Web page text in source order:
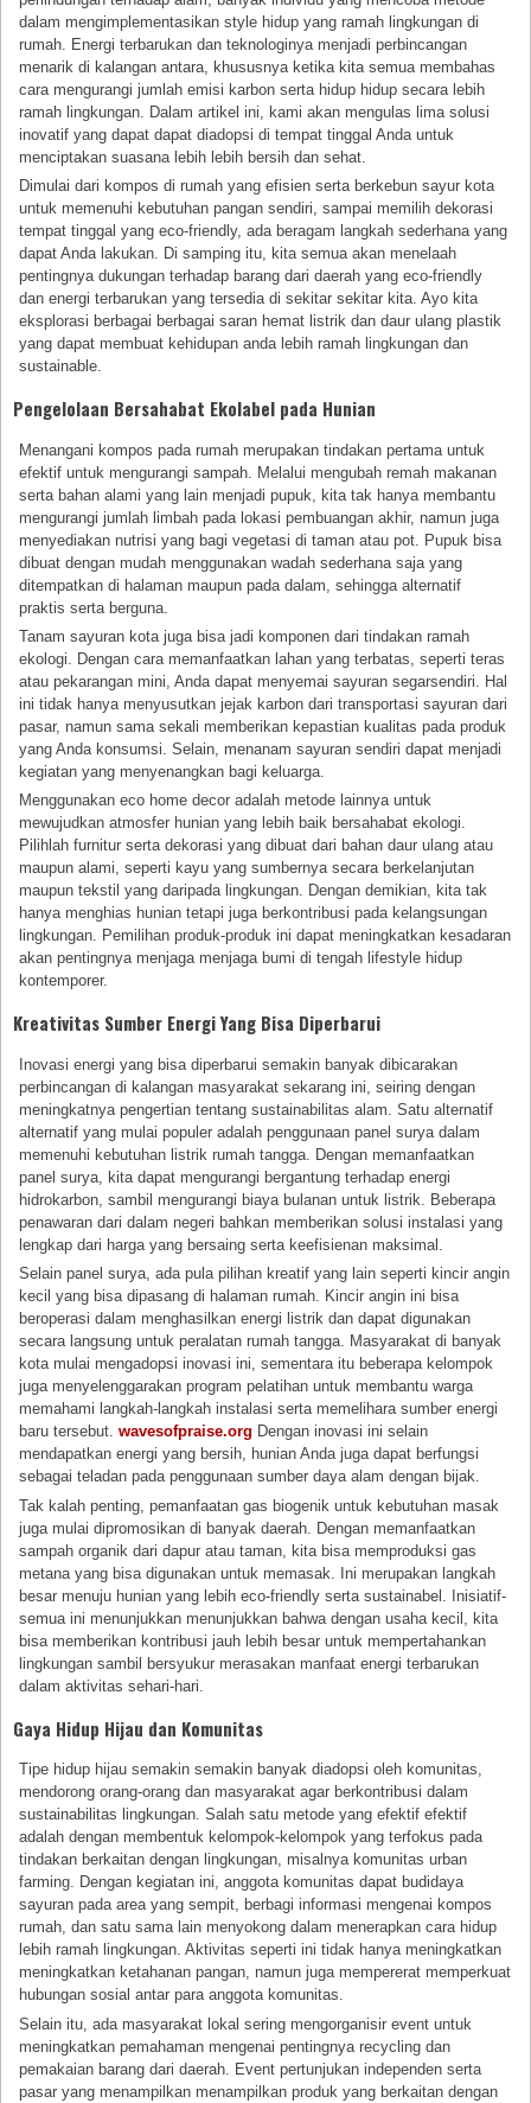
dalam mengimplementasikan style hidup yang ramah lingkungan di
rumah. Energi terbarukan dan teknologinya menjadi perbincangan
menarik di kalangan antara, khususnya ketika kita semua membahas
cara mengurangi jumlah emisi karbon serta hidup hidup secara lebih
ramah lingkungan. Dalam artikel ini, kami akan mengulas lima solusi
inovatif yang dapat dapat diadopsi di tempat tinggal Anda untuk
menciptakan suasana lebih lebih bersih dan sehat.
Dimulai dari kompos di rumah yang efisien serta berkebun sayur kota
untuk memenuhi kebutuhan pangan sendiri, sampai memilih dekorasi
tempat tinggal yang eco-friendly, ada beragam langkah sederhana yang
dapat Anda lakukan. Di samping itu, kita semua akan menelaah
pentingnya dukungan terhadap barang dari daerah yang eco-friendly
dan energi terbarukan yang tersedia di sekitar sekitar kita. Ayo kita
eksplorasi berbagai berbagai saran hemat listrik dan daur ulang plastik
yang dapat membuat kehidupan anda lebih ramah lingkungan dan
sustainable.
Pengelolaan Bersahabat Ekolabel pada Hunian
Menangani kompos pada rumah merupakan tindakan pertama untuk
efektif untuk mengurangi sampah. Melalui mengubah remah makanan
serta bahan alami yang lain menjadi pupuk, kita tak hanya membantu
mengurangi jumlah limbah pada lokasi pembuangan akhir, namun juga
menyediakan nutrisi yang bagi vegetasi di taman atau pot. Pupuk bisa
dibuat dengan mudah menggunakan wadah sederhana saja yang
ditempatkan di halaman maupun pada dalam, sehingga alternatif
praktis serta berguna.
Tanam sayuran kota juga bisa jadi komponen dari tindakan ramah
ekologi. Dengan cara memanfaatkan lahan yang terbatas, seperti teras
atau pekarangan mini, Anda dapat menyemai sayuran segarsendiri. Hal
ini tidak hanya menyusutkan jejak karbon dari transportasi sayuran dari
pasar, namun sama sekali memberikan kepastian kualitas pada produk
yang Anda konsumsi. Selain, menanam sayuran sendiri dapat menjadi
kegiatan yang menyenangkan bagi keluarga.
Menggunakan eco home decor adalah metode lainnya untuk
mewujudkan atmosfer hunian yang lebih baik bersahabat ekologi.
Pilihlah furnitur serta dekorasi yang dibuat dari bahan daur ulang atau
maupun alami, seperti kayu yang sumbernya secara berkelanjutan
maupun tekstil yang daripada lingkungan. Dengan demikian, kita tak
hanya menghias hunian tetapi juga berkontribusi pada kelangsungan
lingkungan. Pemilihan produk-produk ini dapat meningkatkan kesadaran
akan pentingnya menjaga menjaga bumi di tengah lifestyle hidup
kontemporer.
Kreativitas Sumber Energi Yang Bisa Diperbarui
Inovasi energi yang bisa diperbarui semakin banyak dibicarakan
perbincangan di kalangan masyarakat sekarang ini, seiring dengan
meningkatnya pengertian tentang sustainabilitas alam. Satu alternatif
alternatif yang mulai populer adalah penggunaan panel surya dalam
memenuhi kebutuhan listrik rumah tangga. Dengan memanfaatkan
panel surya, kita dapat mengurangi bergantung terhadap energi
hidrokarbon, sambil mengurangi biaya bulanan untuk listrik. Beberapa
penawaran dari dalam negeri bahkan memberikan solusi instalasi yang
lengkap dari harga yang bersaing serta keefisienan maksimal.
Selain panel surya, ada pula pilihan kreatif yang lain seperti kincir angin
kecil yang bisa dipasang di halaman rumah. Kincir angin ini bisa
beroperasi dalam menghasilkan energi listrik dan dapat digunakan
secara langsung untuk peralatan rumah tangga. Masyarakat di banyak
kota mulai mengadopsi inovasi ini, sementara itu beberapa kelompok
juga menyelenggarakan program pelatihan untuk membantu warga
memahami langkah-langkah instalasi serta memelihara sumber energi
baru tersebut.wavesofpraise.org Dengan inovasi ini selain
mendapatkan energi yang bersih, hunian Anda juga dapat berfungsi
sebagai teladan pada penggunaan sumber daya alam dengan bijak.
Tak kalah penting, pemanfaatan gas biogenik untuk kebutuhan masak
juga mulai dipromosikan di banyak daerah. Dengan memanfaatkan
sampah organik dari dapur atau taman, kita bisa memproduksi gas
metana yang bisa digunakan untuk memasak. Ini merupakan langkah
besar menuju hunian yang lebih eco-friendly serta sustainabel. Inisiatif-
semua ini menunjukkan menunjukkan bahwa dengan usaha kecil, kita
bisa memberikan kontribusi jauh lebih besar untuk mempertahankan
lingkungan sambil bersyukur merasakan manfaat energi terbarukan
dalam aktivitas sehari-hari.
Gaya Hidup Hijau dan Komunitas
Tipe hidup hijau semakin semakin banyak diadopsi oleh komunitas,
mendorong orang-orang dan masyarakat agar berkontribusi dalam
sustainabilitas lingkungan. Salah satu metode yang efektif efektif
adalah dengan membentuk kelompok-kelompok yang terfokus pada
tindakan berkaitan dengan lingkungan, misalnya komunitas urban
farming. Dengan kegiatan ini, anggota komunitas dapat budidaya
sayuran pada area yang sempit, berbagi informasi mengenai kompos
rumah, dan satu sama lain menyokong dalam menerapkan cara hidup
lebih ramah lingkungan. Aktivitas seperti ini tidak hanya meningkatkan
meningkatkan ketahanan pangan, namun juga mempererat memperkuat
hubungan sosial antar para anggota komunitas.
Selain itu, ada masyarakat lokal sering mengorganisir event untuk
meningkatkan pemahaman mengenai pentingnya recycling dan
pemakaian barang dari daerah. Event pertunjukan independen serta
pasar yang menampilkan menampilkan produk yang berkaitan dengan